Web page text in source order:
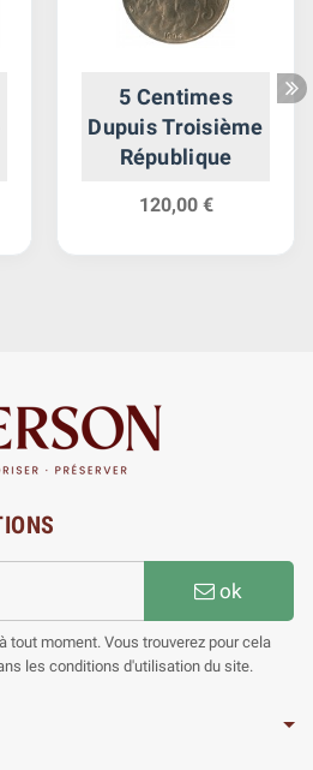
5 Centimes
Dupuis Troisième
République
120,00 €
ok
tout moment. Vous trouverez pour cela
les conditions d'utilisation du site.